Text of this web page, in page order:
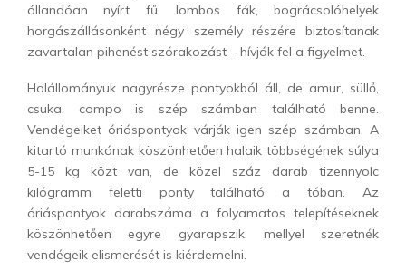
állandóan nyírt fű, lombos fák, bográcsolóhelyek
horgászállásonként négy személy részére biztosítanak
zavartalan pihenést szórakozást – hívják fel a figyelmet.
Halállományuk nagyrésze pontyokból áll, de amur, süllő,
csuka, compo is szép számban található benne.
Vendégeiket óriáspontyok várják igen szép számban. A
kitartó munkának köszönhetően halaik többségének súlya
5-15 kg közt van, de közel száz darab tizennyolc
kilógramm feletti ponty található a tóban. Az
óriáspontyok darabszáma a folyamatos telepítéseknek
köszönhetően egyre gyarapszik, mellyel szeretnék
vendégeik elismerését is kiérdemelni.